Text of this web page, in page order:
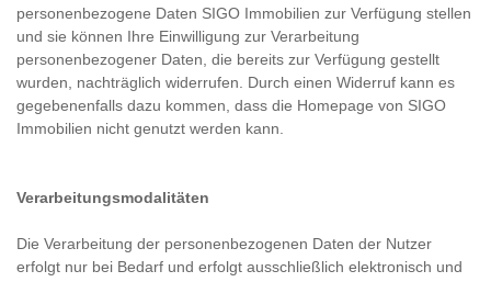
personenbezogene Daten SIGO Immobilien zur Verfügung stellen
und sie können Ihre Einwilligung zur Verarbeitung
personenbezogener Daten, die bereits zur Verfügung gestellt
wurden, nachträglich widerrufen. Durch einen Widerruf kann es
gegebenenfalls dazu kommen, dass die Homepage von SIGO
Immobilien nicht genutzt werden kann.
Verarbeitungsmodalitäten
Die Verarbeitung der personenbezogenen Daten der Nutzer
erfolgt nur bei Bedarf und erfolgt ausschließlich elektronisch und